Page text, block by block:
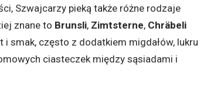
Szwajcarzy pieką także różne rodzaje
znane to Brunsli, Zimtsterne, Chräbeli
i smak, często z dodatkiem migdałów, lukru
ciasteczek między sąsiadami i